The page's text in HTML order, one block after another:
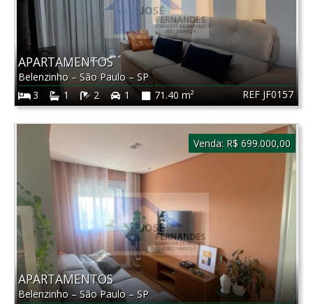
REF JF0157
APARTAMENTOS
Belenzinho – São Paulo– SP
3
1 2 1 71.40 m²
APARTAMENTOS
Belenzinho –São Paulo–SP
Venda: R$ 699.000,00